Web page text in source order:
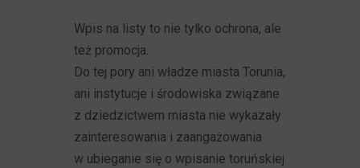
Wpis na listy to nie tylko ochrona, ale
też promocja.
Do tej pory ani władze miasta Torunia,
ani instytucje i środowiska związane
z dziedzictwem miasta nie wykazały
zainteresowania i zaangażowania
w ubieganie się o wpisanie toruńskiej